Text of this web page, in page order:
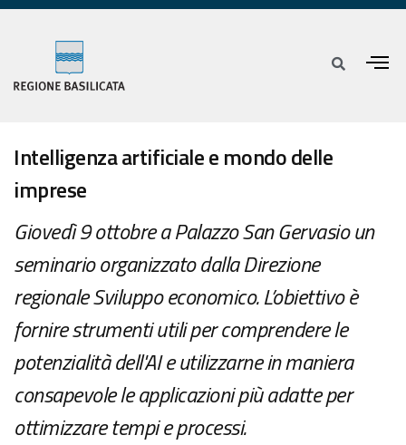
Intelligenza artificiale e mondo delle
imprese
Giovedì 9 ottobre a Palazzo San Gervasio un
seminario organizzato dalla Direzione
regionale Sviluppo economico. L’obiettivo è
fornire strumenti utili per comprendere le
potenzialità dell'AI e utilizzarne in maniera
consapevole le applicazioni più adatte per
ottimizzare tempi e processi.